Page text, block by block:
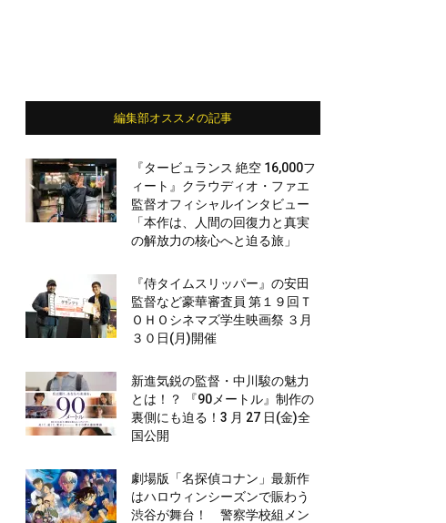
編集部オススメの記事
『タービュランス 絶空 16,000フ
ィート』クラウディオ・ファエ
監督オフィシャルインタビュー
「本作は、人間の回復力と真実
の解放力の核心へと迫る旅」
『侍タイムスリッパー』の安田
監督など豪華審査員 第１９回Ｔ
ＯＨＯシネマズ学生映画祭 ３月
３０日(月)開催
新進気鋭の監督・中川駿の魅力
とは！？ 『90メートル』制作の
裏側にも迫る！3 月 27 日(金)全
国公開
劇場版「名探偵コナン」最新作
はハロウィンシーズンで賑わう
渋谷が舞台！ 警察学校組メン